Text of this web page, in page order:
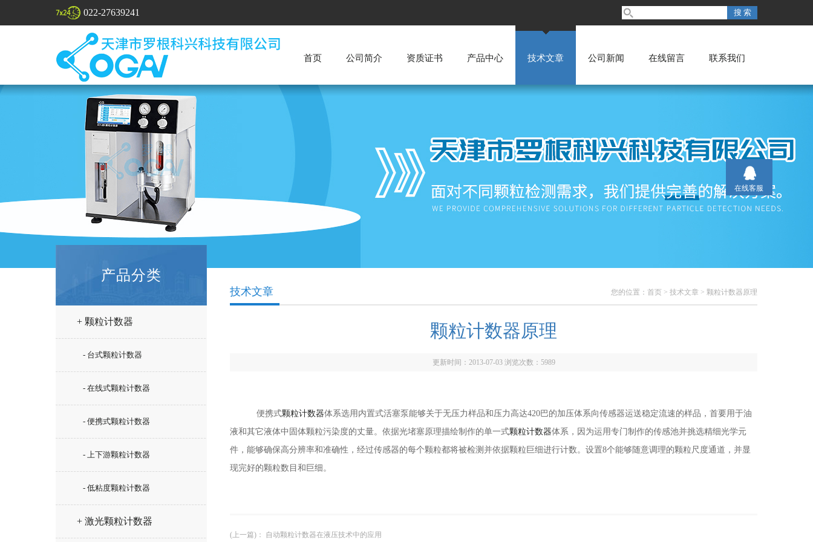
022-27639241
首页 公司简介 资质证书 产品中心 技术文章 公司新闻 在线留言 联系我们
产品分类
+ 颗粒计数器
- 台式颗粒计数器
- 在线式颗粒计数器
- 便携式颗粒计数器
- 上下游颗粒计数器
- 低粘度颗粒计数器
+ 激光颗粒计数器
您的位置： 首页 > 技术文章 > 颗粒计数器原理
技术文章
颗粒计数器原理
更新时间：2013-07-03 浏览次数： 5989
便携式颗粒计数器体系选用内置式活塞泵能够关于无压力样品和压力高达420巴的加压体系向传感器运送稳定流速的样品，首要用于油
液和其它液体中固体颗粒污染度的丈量。依据光堵塞原理描绘制作的单一式颗粒计数器体系，因为运用专门制作的传感池并挑选精细光学元
件，能够确保高分辨率和准确性，经过传感器的每个颗粒都将被检测并依据颗粒巨细进行计数。设置8个能够随意调理的颗粒尺度通道，并显
现完好的颗粒数目和巨细。
(上一篇) ： 自动颗粒计数器在液压技术中的应用
在线客服